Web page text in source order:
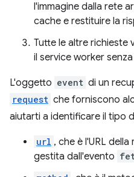
l'immagine dalla rete
cache e restituire la
Tutte le altre richieste
il service worker
L'oggetto event di un
request che forniscono
aiutarti a identificare il tipo
url , che è l'URL
gestita dall'evento